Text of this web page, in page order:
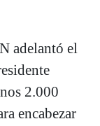
adelantó el
2.000
encabezar